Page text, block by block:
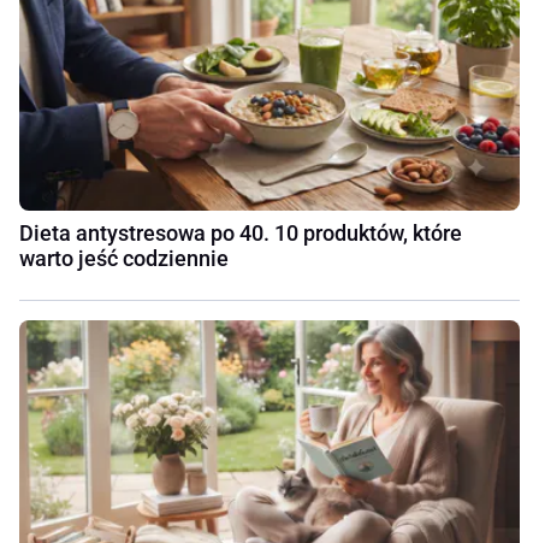
Dieta antystresowa po 40. 10 produktów, które
warto jeść codziennie